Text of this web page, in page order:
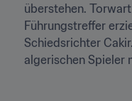
überstehen.
Führungstreffer
Schiedsrichter
algerischen Spieler